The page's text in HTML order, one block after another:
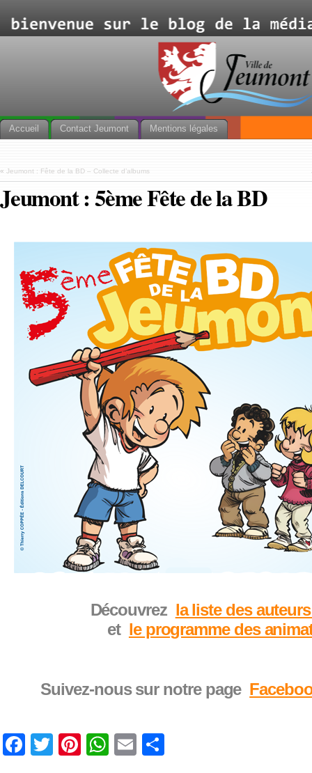
Accueil Contact Jeumont Mentions légales
« Jeumont : Fête de la BD – Collecte d’albums
Jeumont : 5ème Fête de la BD
Découvrez la liste des
et le programme des
Suivez-nous sur notre page
Facebook
TwitterPinterest
WhatsApp
Email